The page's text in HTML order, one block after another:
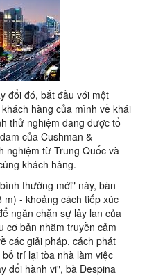
đổi đó, bắt đầu với một
hàng của mình về khái
thử nghiệm đang được tổ
của Cushman &
nghiệm từ Trung Quốc và
khách hàng.
thường mới" này, bàn
m) - khoảng cách tiếp xúc
ngăn chặn sự lây lan của
cơ bản nhằm truyền cảm
các giải pháp, cách phát
trí lại tòa nhà làm việc
đổi hành vi", bà Despina